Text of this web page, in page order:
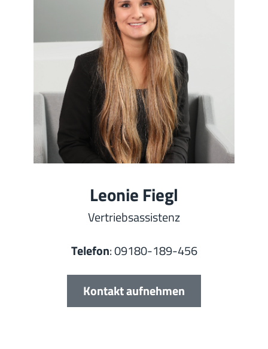
Leonie Fiegl
Vertriebsassistenz
Telefon: 09180-189-456
Kontakt aufnehmen